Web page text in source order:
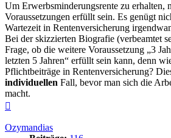
Um Erwerbsminderungsrente zu erhalten,
Voraussetzungen erfüllt sein. Es genügt
Wartezeit in Rentenversicherung
Bei der skizzierten Biografie (verbeamtet
Frage, ob die weitere Voraussetzung „3
letzten 5 Jahren“ erfüllt sein kann, denn
Pflichtbeiträge in Rentenversicherung?
individuellen Fall, bevor man sich die
macht.
Ozymandias